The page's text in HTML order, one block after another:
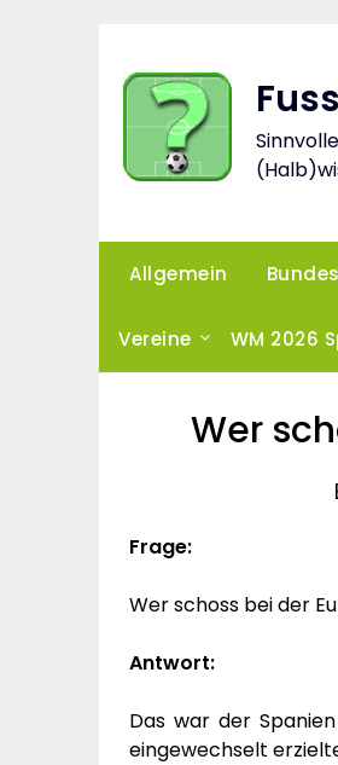
Allgemein
Vereine WM 2026
Wer
Frage:
Wer schoss bei der
Antwort:
Das war der
eingewechselt